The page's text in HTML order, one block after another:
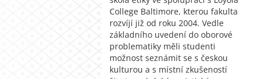
College Baltimore, kterou fakulta
rozvíjí již od roku 2004. Vedle
základního uvedení do oborové
problematiky měli studenti
možnost seznámit se s českou
kulturou a s místní zkušeností